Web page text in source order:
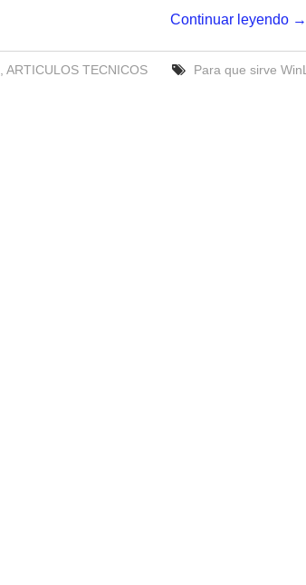
Continuar leyendo →
,ARTICULOS TECNICOS
Para que sirve